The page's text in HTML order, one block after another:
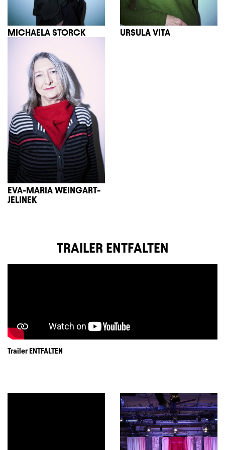
MICHAELA STORCK URSULA VITA
EVA-MARIA WEINGART-
JELINEK
TRAILER ENTFALTEN
Trailer ENTFALTEN